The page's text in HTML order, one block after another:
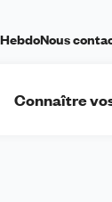
Nous
Connaître